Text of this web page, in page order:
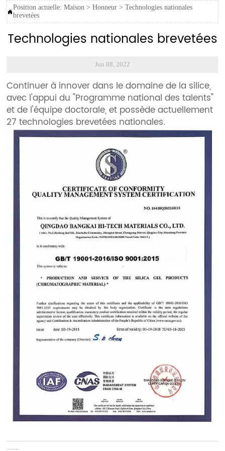

Position actuelle:Maison >Honneur >Technologies nationales
brevetées
Technologies nationales brevetées
Jun 08, 2022
Continuer à innover dans le domaine de la silice,
avec l'appui du "Programme national des talents"
et de l'équipe doctorale, et possède actuellement
27 technologies brevetées nationales.
Previous:Assurance qualité